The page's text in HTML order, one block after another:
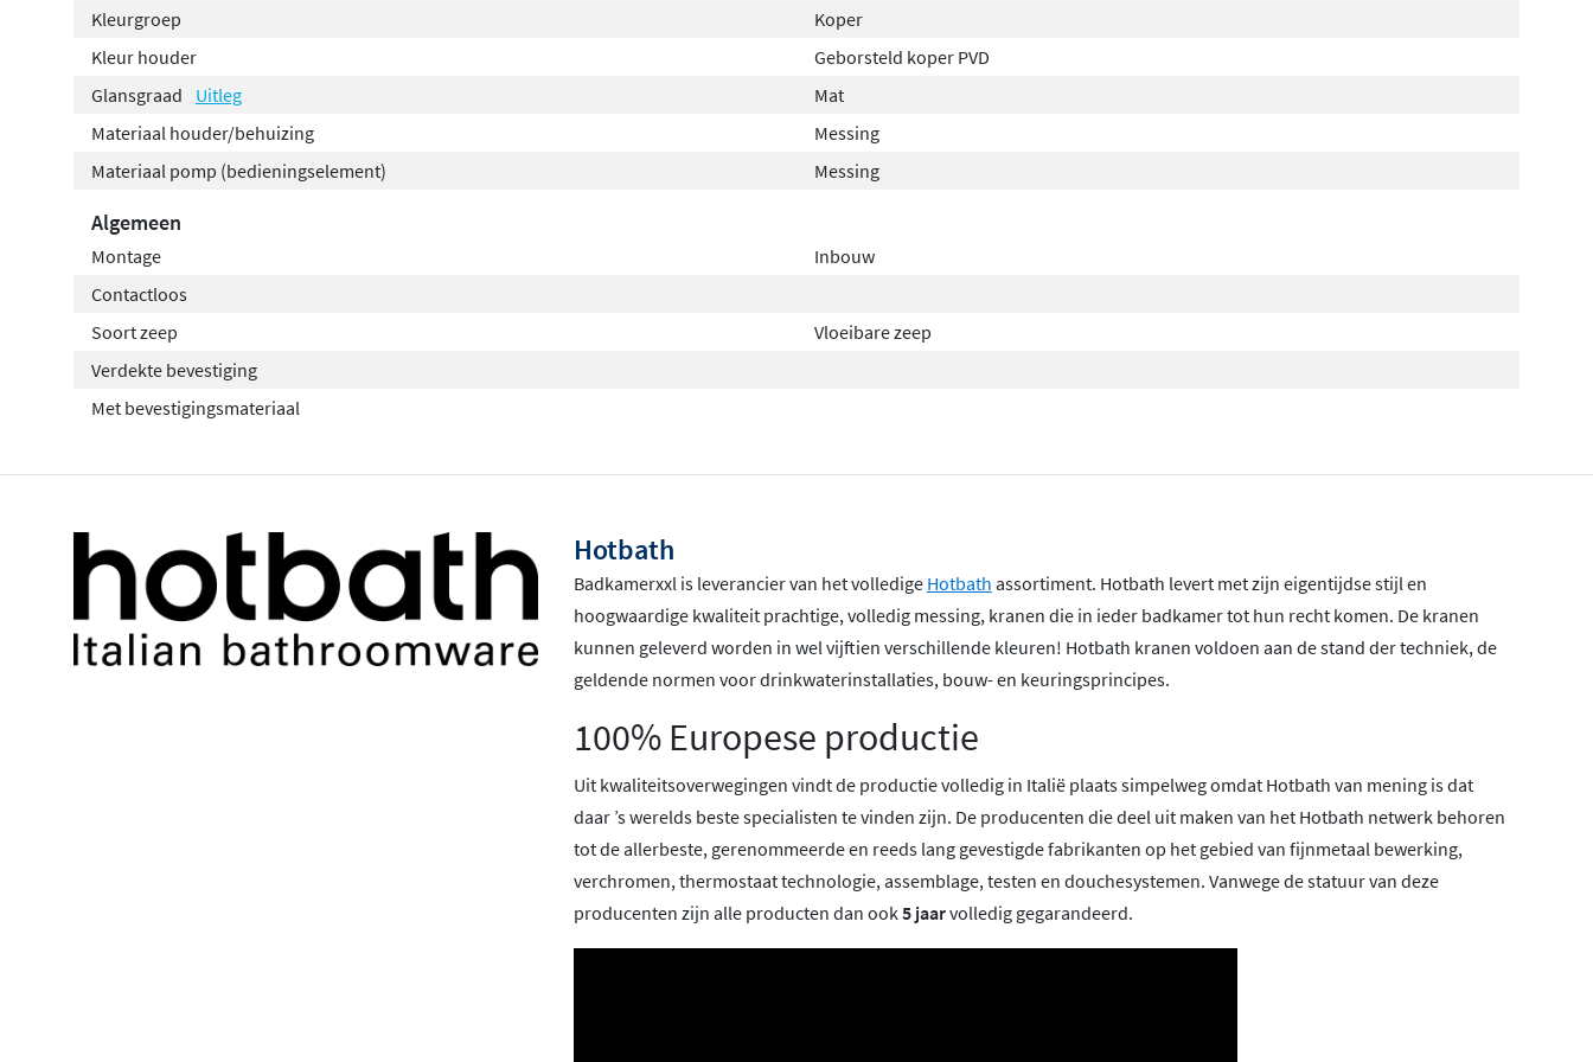
voor eenstrakke en minimalistische uitstraling
Het ronde ontwerp en de hoogwaardige afwerking maken dit product niet alleen
praktisch, maar ook een stijlvolle aanvulling op elke badkamer.
Kleurgroep
Koper
Kleur houder
Geborsteld koper PVD
Glansgraad
Uitleg
Mat
Materiaal houder/behuizing
Messing
Materiaal pomp (bedieningselement)
Messing
Algemeen
Montage
Inbouw
Contactloos
Soort zeep
Vloeibare zeep
Verdekte bevestiging
Met bevestigingsmateriaal
Hotbath
Badkamerxxl is leverancier van het volledige Hotbath assortiment. Hotbath levert met zijn eigentijdse stijl en
hoogwaardige kwaliteit prachtige, volledig messing, kranen die in ieder badkamer tot hun recht komen. De kranen
kunnen geleverd worden in wel vijftien verschillende kleuren! Hotbath kranen voldoen aan de stand der techniek, de
geldende normen voor drinkwaterinstallaties, bouw- en keuringsprincipes.
100% Europese productie
Uit kwaliteitsoverwegingen vindt de productie volledig in Italië plaats simpelweg omdat Hotbath van mening is dat
daar ’s werelds beste specialisten te vinden zijn. De producenten die deel uit maken van het Hotbath netwerk behoren
tot de allerbeste, gerenommeerde en reeds lang gevestigde fabrikanten op het gebied van fijnmetaal bewerking,
verchromen, thermostaat technologie, assemblage, testen en douchesystemen. Vanwege de statuur van deze
producenten zijn alle producten dan ook5 jaarvolledig gegarandeerd.